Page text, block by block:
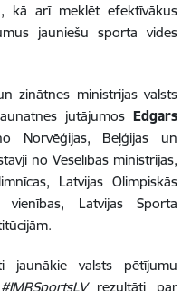
kā arī meklēt efektīvākus
jauniešu sporta vides
zinātnes ministrijas valsts
jutājumos Edgars
Norvēģijas, Beļģijas un
no Veselības ministrijas,
Latvijas Olimpiskās
vienības, Latvijas Sporta
jaunākie valsts pētījumu
#IMRSportsLVrezultāti par